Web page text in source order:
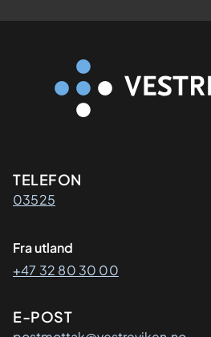
Kontaktinformasjon
TELEFON
03525
Fra utland
+47 32 80 30 00
E-POST